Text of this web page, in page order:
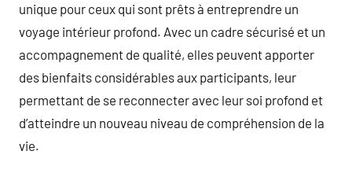
unique pour ceux qui sont prêts à entreprendre un
voyage intérieur profond. Avec un cadre sécurisé et un
accompagnement de qualité, elles peuvent apporter
des bienfaits considérables aux participants, leur
permettant de se reconnecter avec leur soi profond et
d’atteindre un nouveau niveau de compréhension de la
vie.